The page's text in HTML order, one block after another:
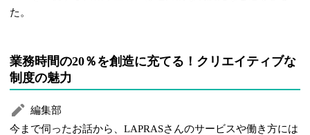
た。
業務時間の20％を創造に充てる！クリエイティブな
制度の魅力
編集部
今まで伺ったお話から、LAPRASさんのサービスや働き方には